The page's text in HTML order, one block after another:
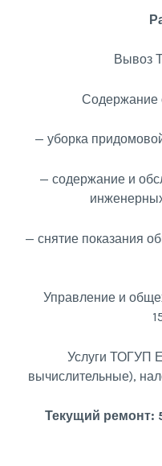
Вывоз
Содержание
— уборка
— содержание и
— снятие показания
Управление и
Услуги ТОГУП
вычислительные),
Текущий ремонт: